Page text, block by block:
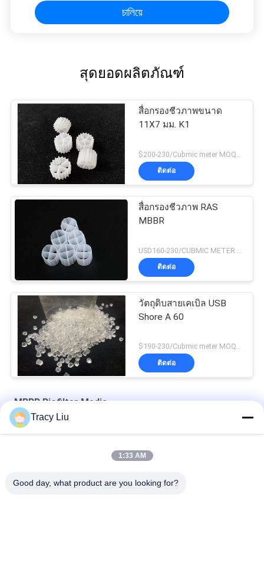
taking the time to set it up properly!""The Pico
4's visual clarity is fantastic once you dial in the
sessions. Highly r
চালিয়ে
สุดยอดผลิตภัณฑ์
สื่อกรองชีวภาพขนาด
11X7 มม. K1
ติดต่อ
สื่อกรองชีวภาพ RAS
MBBR
ติดต่อ
วัตถุดิบสายเคเบิล USB
Shore A 60
$190-230/Cubmic meter MOQ:1CubmicMeter
ติดต่อ
MBBR Biofilter Media
16x10 มม. 6 ห้อง MBBR Biofilter Media การทำความสะอาดน้ำเสีย
พื้นที่ผิวบ่อกรองชีวภาพเพาะเลี้ยงสัตว์น้ำ 25X4 มม
Super Decarburization MBBR Biofilter Media Virgin HDPE
Tracy Liu
1:33 AM
Good day, what product are you looking for?